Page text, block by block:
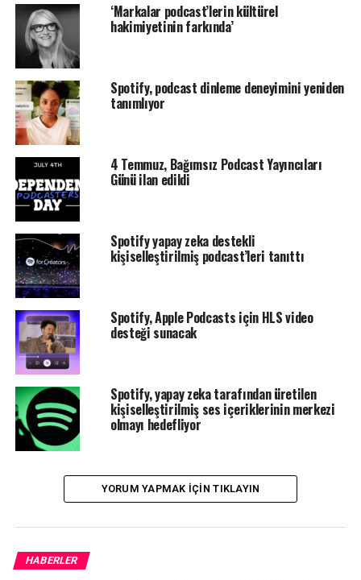
Particle CEO’su ve daha önce Twitter’da Ürün Yönetimi
Kıdemli Direktörü olan
‘Markalar podcast’lerin kültürel
hakimiyetinin farkında’
Spotify, podcast dinleme deneyimini yeniden
tanımlıyor
4 Temmuz, Bağımsız Podcast Yayıncıları
Günü ilan edildi
Spotify yapay zeka destekli
kişiselleştirilmiş podcast’leri tanıttı
Spotify, Apple Podcasts için HLS video
desteği sunacak
Spotify, yapay zeka tarafından üretilen
kişiselleştirilmiş ses içeriklerinin merkezi
olmayı hedefliyor
YORUM YAPMAK IÇIN TIKLAYIN
HABERLER